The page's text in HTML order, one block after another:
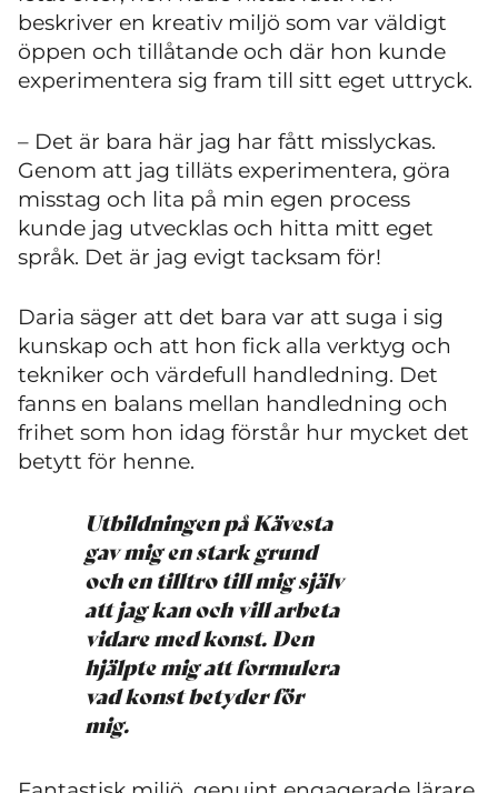
beskriver en kreativ miljö som var väldigt
öppen och tillåtande och där hon kunde
experimentera sig fram till sitt eget uttryck.
– Det är bara här jag har fått misslyckas.
Genom att jag tilläts experimentera, göra
misstag och lita på min egen process
kunde jag utvecklas och hitta mitt eget
språk. Det är jag evigt tacksam för!
Daria säger att det bara var att suga i sig
kunskap och att hon fick alla verktyg och
tekniker och värdefull handledning. Det
fanns en balans mellan handledning och
frihet som hon idag förstår hur mycket det
betytt för henne.
Utbildningen på Kävesta
gav mig en stark grund
och en tilltro till mig själv
att jag kan och vill arbeta
vidare med konst. Den
hjälpte mig att formulera
vad konst betyder för
mig.